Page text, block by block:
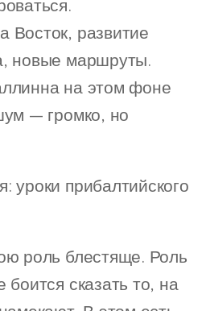
Восток, развитие
новые маршруты.
на этом фоне
— громко, но
уроки прибалтийского
роль блестяще. Роль
боится сказать то, на